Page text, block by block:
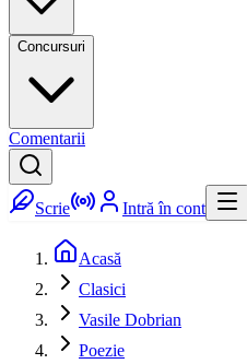
Concursuri
Comentarii
Scrie Intră în cont
Acasă
Clasici
Vasile Dobrian
Poezie